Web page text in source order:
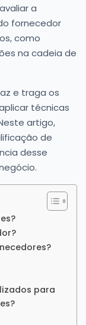
a
fornecedor
como
na cadeia de
e traga os
técnicas
artigo,
de
desse
para